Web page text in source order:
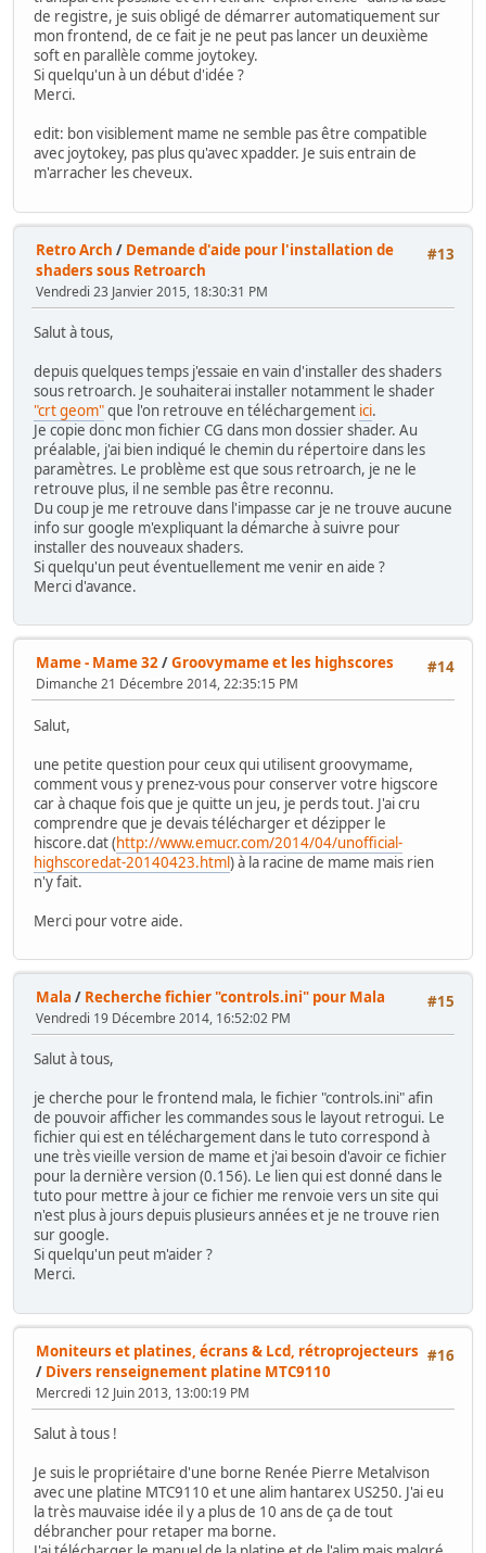
de registre, je suis obligé de démarrer automatiquement sur
mon frontend, de ce fait je ne peut pas lancer un deuxième
soft en parallèle comme joytokey.
Si quelqu'un à un début d'idée ?
Merci.
edit: bon visiblement mame ne semble pas être compatible
avec joytokey, pas plus qu'avec xpadder. Je suis entrain de
m'arracher les cheveux.
#13
Retro Arch / Demande d'aide pour l'installation de
shaders sous Retroarch
Vendredi 23 Janvier 2015, 18:30:31 PM
Salut à tous,
depuis quelques temps j'essaie en vain d'installer des shaders
sous retroarch. Je souhaiterai installer notamment le shader
"crt geom"que l'on retrouve en téléchargement ici.
Je copie donc mon fichier CG dans mon dossier shader. Au
préalable, j'ai bien indiqué le chemin du répertoire dans les
paramètres. Le problème est que sous retroarch, je ne le
retrouve plus, il ne semble pas être reconnu.
Du coup je me retrouve dans l'impasse car je ne trouve aucune
info sur google m'expliquant la démarche à suivre pour
installer des nouveaux shaders.
Si quelqu'un peut éventuellement me venir en aide ?
Merci d'avance.
#14
Mame - Mame 32/Groovymame et les highscores
Dimanche 21 Décembre 2014, 22:35:15 PM
Salut,
une petite question pour ceux qui utilisent groovymame,
comment vous y prenez-vous pour conserver votre higscore
car à chaque fois que je quitte un jeu, je perds tout. J'ai cru
comprendre que je devais télécharger et dézipper le
hiscore.dat (http://www.emucr.com/2014/04/unofficial-
highscoredat-20140423.html) à la racine de mame mais rien
n'y fait.
Merci pour votre aide.
#15
Mala / Recherche fichier "controls.ini" pour Mala
Vendredi 19 Décembre 2014, 16:52:02 PM
Salut à tous,
je cherche pour le frontend mala, le fichier "controls.ini" afin
de pouvoir afficher les commandes sous le layout retrogui. Le
fichier qui est en téléchargement dans le tuto correspond à
une très vieille version de mame et j'ai besoin d'avoir ce fichier
pour la dernière version (0.156). Le lien qui est donné dans le
tuto pour mettre à jour ce fichier me renvoie vers un site qui
n'est plus à jours depuis plusieurs années et je ne trouve rien
sur google.
Si quelqu'un peut m'aider ?
Merci.
#16
Moniteurs et platines, écrans & Lcd, rétroprojecteurs
/ Divers renseignement platine MTC9110
Mercredi 12 Juin 2013, 13:00:19 PM
Salut à tous !
Je suis le propriétaire d'une borne Renée Pierre Metalvison
avec une platine MTC9110 et une alim hantarex US250. J'ai eu
la très mauvaise idée il y a plus de 10 ans de ça de tout
débrancher pour retaper ma borne.